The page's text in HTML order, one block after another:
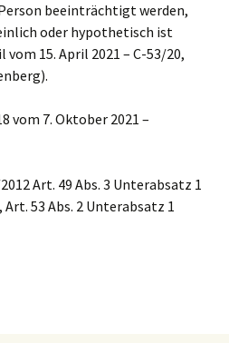
beeinträchtigt werden,
oder hypothetisch ist
vom 15. April 2021 – C-53/20,
vom 7. Oktober 2021 –
Art. 49 Abs. 3 Unterabsatz 1
53 Abs. 2 Unterabsatz 1
einer geografischen